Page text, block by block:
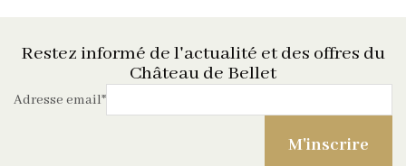
Restez informé de l'actualité et des offres du
Château de Bellet
Adresse email*